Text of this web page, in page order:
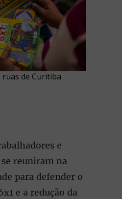
ruas de Curitiba
e
reuniram na
para defender o
e a redução da